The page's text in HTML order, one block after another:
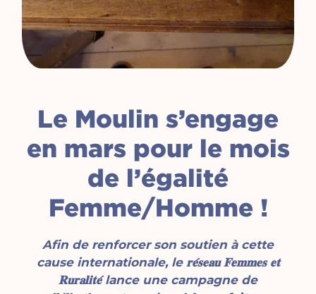
Le Moulin s’engage
en mars pour le mois
de l’égalité
Femme/Homme !
Afin de renforcer son soutien à cette
cause internationale, le 𝐫𝐞́𝐬𝐞𝐚𝐮 𝐅𝐞𝐦𝐦𝐞𝐬 𝐞𝐭
𝐑𝐮𝐫𝐚𝐥𝐢𝐭𝐞́ lance une campagne de